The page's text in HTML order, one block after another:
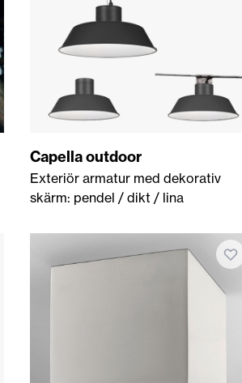
Capella outdoor
Exteriör armatur med dekorativ
skärm: pendel / dikt / lina